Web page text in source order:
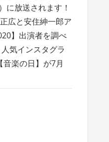
に放送されます！
広と安住紳一郎ア
】出演者を調べ
気インスタグラ
楽の日】が7月